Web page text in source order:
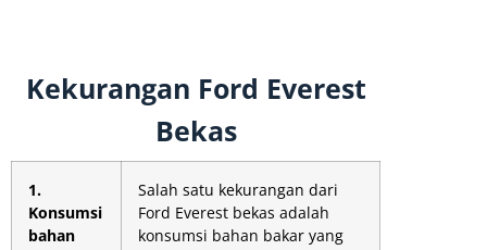
Kekurangan Ford Everest
Bekas
1.
Konsumsi
bahan
Salah satu kekurangan dari
Ford Everest bekas adalah
konsumsi bahan bakar yang